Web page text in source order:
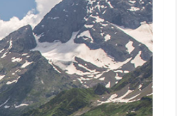
все климат >>>